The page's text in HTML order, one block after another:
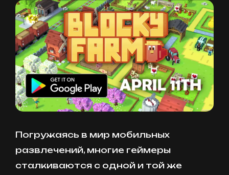
Погружаясь в мир мобильных
развлечений, многие геймеры
сталкиваются с одной и той же